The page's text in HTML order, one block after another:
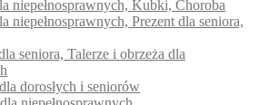
niepełnosprawnych, Kubki, Choroba
niepełnosprawnych, Prezent dla seniora,
seniora, Talerze i obrzeża dla
dorosłych i seniorów